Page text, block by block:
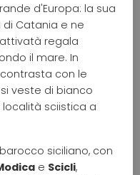
d'Europa: la sua
Catania e ne
regala
il mare. In
con le
veste di bianco
sciistica a
siciliano, con
e Scicli,